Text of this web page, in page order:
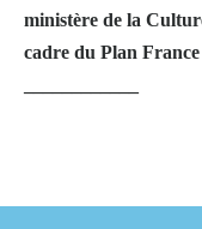
ministère de la
cadre du Plan